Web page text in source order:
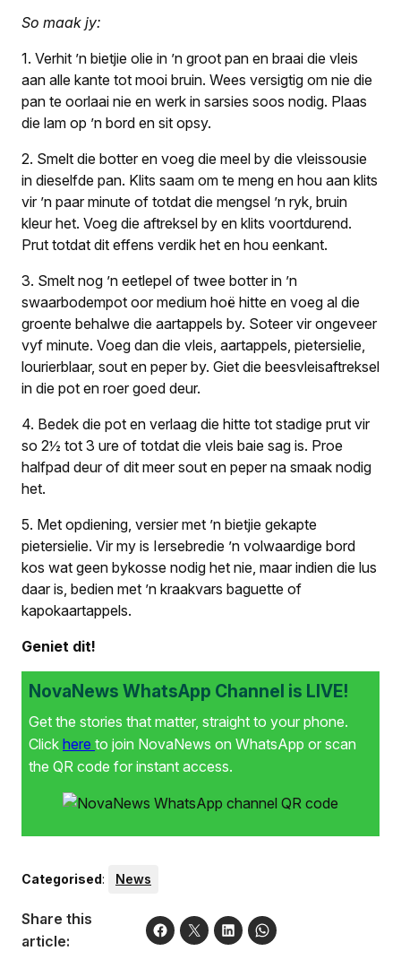
So maak jy:
1. Verhit ’n bietjie olie in ’n groot pan en braai die vleis
aan alle kante tot mooi bruin. Wees versigtig om nie die
pan te oorlaai nie en werk in sarsies soos nodig. Plaas
die lam op ’n bord en sit opsy.
2. Smelt die botter en voeg die meel by die vleissousie
in dieselfde pan. Klits saam om te meng en hou aan klits
vir ’n paar minute of totdat die mengsel ’n ryk, bruin
kleur het. Voeg die aftreksel by en klits voortdurend.
Prut totdat dit effens verdik het en hou eenkant.
3. Smelt nog ’n eetlepel of twee botter in ’n
swaarbodempot oor medium hoë hitte en voeg al die
groente behalwe die aartappels by. Soteer vir ongeveer
vyf minute. Voeg dan die vleis, aartappels, pietersielie,
lourierblaar, sout en peper by. Giet die beesvleisaftreksel
in die pot en roer goed deur.
4. Bedek die pot en verlaag die hitte tot stadige prut vir
so 2½ tot 3 ure of totdat die vleis baie sag is. Proe
halfpad deur of dit meer sout en peper na smaak nodig
het.
5. Met opdiening, versier met ’n bietjie gekapte
pietersielie. Vir my is Iersebredie ’n volwaardige bord
kos wat geen bykosse nodig het nie, maar indien die lus
daar is, bedien met ’n kraakvars baguette of
kapokaartappels.
Geniet dit!
NovaNews WhatsApp Channel is LIVE!
Get the stories that matter, straight to your phone.
Click here to join NovaNews on WhatsApp or scan
the QR code for instant access.
Categorised: News
Share this
article: